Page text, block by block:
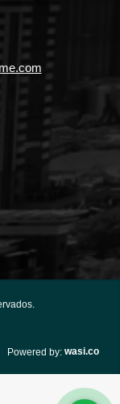
Powered by: wasi.co